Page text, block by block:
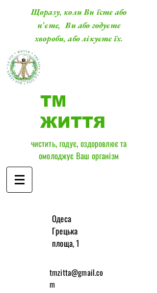
Щоразу, коли Ви їсте або
п'єте, Ви або годуєте
хвороби, або лікуєте їх.
ТМ
ЖИТТЯ
чистить, годує, оздоровлює та
омолоджує Ваш організм
​Одеса
Грецька
площа, 1
tmzitta@gmail.co
m